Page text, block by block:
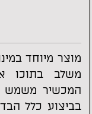
מוצר מיוחד
משלב בתוכו
המכשיר משמש
בביצוע כלל